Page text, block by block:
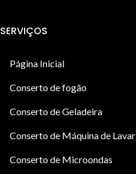
SERVIÇOS
Página Inicial
Conserto de fogão
Conserto de Geladeira
Conserto de Máquina de Lavar
Conserto de Microondas